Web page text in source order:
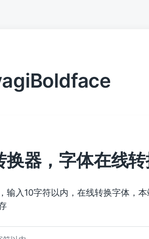
换器，字体在线
输入10字符以内，在线转换字体，